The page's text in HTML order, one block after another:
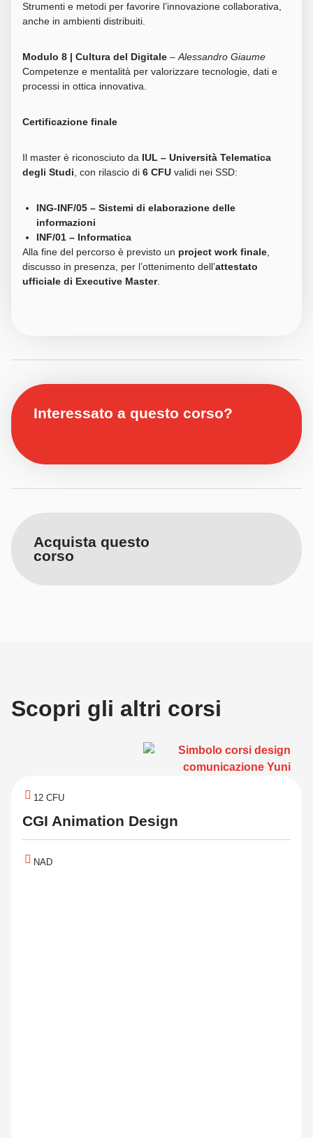
Strumenti e metodi per favorire l’innovazione collaborativa,
anche in ambienti distribuiti.
Modulo 8 | Cultura del Digitale – Alessandro Giaume
Competenze e mentalità per valorizzare tecnologie, dati e
processi in ottica innovativa.
Certificazione finale
Il master è riconosciuto da IUL – Università Telematica
degli Studi , con rilascio di 6 CFU validi nei SSD:
ING-INF/05 – Sistemi di elaborazione delle
informazioni
INF/01 – Informatica
Alla fine del percorso è previsto un project work finale
discusso in presenza, per l’ottenimento dell’attestato
ufficiale di Executive Master.
Interessato a questo corso?
Acquista questo
corso
Scopri gli altri corsi
12 CFU
CGI Animation Design
NAD